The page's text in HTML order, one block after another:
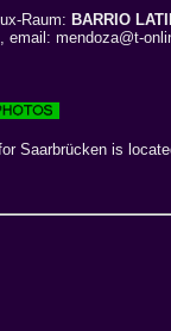
Raum: BARRIO
email: mendoza@t-
Saarbrücken is